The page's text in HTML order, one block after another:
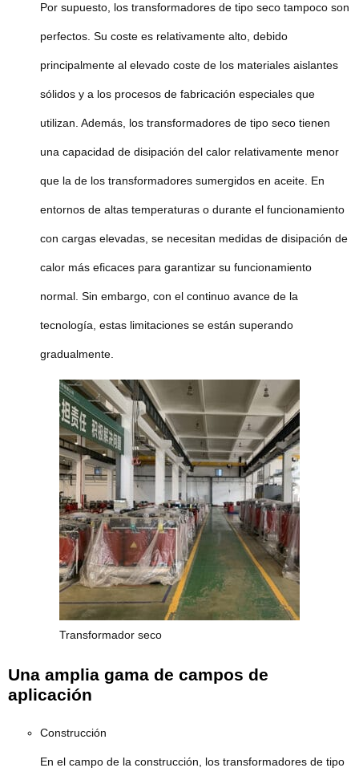
Por supuesto, los transformadores de tipo seco tampoco son
perfectos. Su coste es relativamente alto, debido
principalmente al elevado coste de los materiales aislantes
sólidos y a los procesos de fabricación especiales que
utilizan. Además, los transformadores de tipo seco tienen
una capacidad de disipación del calor relativamente menor
que la de los transformadores sumergidos en aceite. En
entornos de altas temperaturas o durante el funcionamiento
con cargas elevadas, se necesitan medidas de disipación de
calor más eficaces para garantizar su funcionamiento
normal. Sin embargo, con el continuo avance de la
tecnología, estas limitaciones se están superando
gradualmente.
Transformador seco
Una amplia gama de campos de
aplicación
Construcción
En el campo de la construcción, los transformadores de tipo